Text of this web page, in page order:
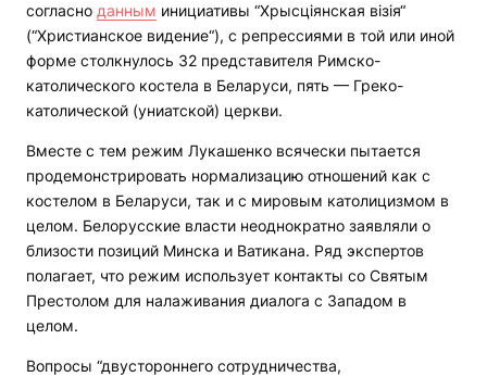
согласно данным инициативы “Хрысціянская візія“
(“Христианское видение“), с репрессиями в той или иной
форме столкнулось 32 представителя Римско-
католического костела в Беларуси, пять — Греко-
католической (униатской) церкви.
Вместе с тем режим Лукашенко всячески пытается
продемонстрировать нормализацию отношений как с
костелом в Беларуси, так и с мировым католицизмом в
целом. Белорусские власти неоднократно заявляли о
близости позиций Минска и Ватикана. Ряд экспертов
полагает, что режим использует контакты со Святым
Престолом для налаживания диалога с Западом в
целом.
Вопросы “двустороннего сотрудничества,